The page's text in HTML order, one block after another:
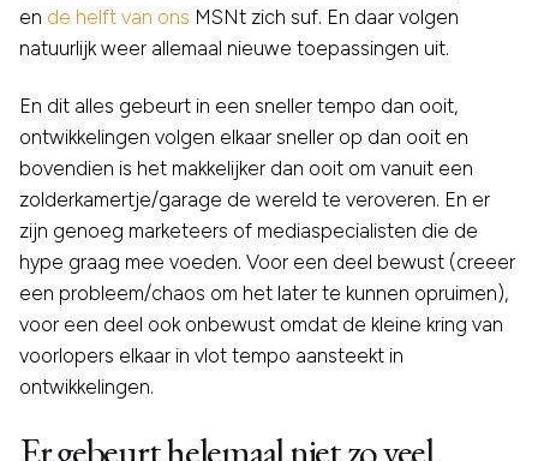
en de helft van ons MSNt zich suf. En daar volgen
natuurlijk weer allemaal nieuwe toepassingen uit.
En dit alles gebeurt in een sneller tempo dan ooit,
ontwikkelingen volgen elkaar sneller op dan ooit en
bovendien is het makkelijker dan ooit om vanuit een
zolderkamertje/garage de wereld te veroveren. En er
zijn genoeg marketeers of mediaspecialisten die de
hype graag mee voeden. Voor een deel bewust (creeer
een probleem/chaos om het later te kunnen opruimen),
voor een deel ook onbewust omdat de kleine kring van
voorlopers elkaar in vlot tempo aansteekt in
ontwikkelingen.
Er gebeurt helemaal niet zo veel